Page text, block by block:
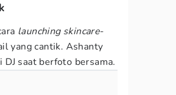
launching skincare-
yang cantik. Ashanty
saat berfoto bersama.